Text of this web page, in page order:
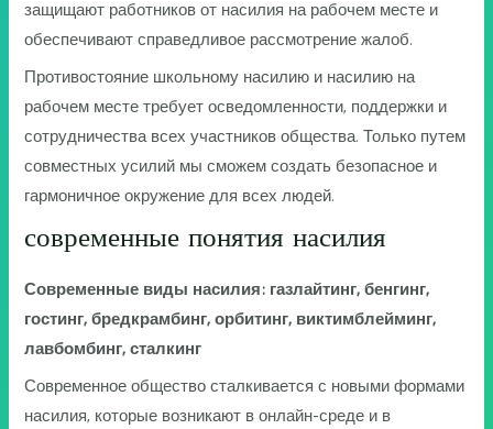
защищают работников от насилия на рабочем месте и
обеспечивают справедливое рассмотрение жалоб.
Противостояние школьному насилию и насилию на
рабочем месте требует осведомленности, поддержки и
сотрудничества всех участников общества. Только путем
совместных усилий мы сможем создать безопасное и
гармоничное окружение для всех людей.
современные понятия насилия
Современные виды насилия: газлайтинг, бенгинг,
гостинг, бредкрамбинг, орбитинг, виктимблейминг,
лавбомбинг, сталкинг
Современное общество сталкивается с новыми формами
насилия, которые возникают в онлайн-среде и в